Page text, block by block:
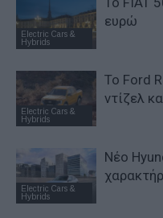
Electric Cars &
Hybrids
ευρώ
Electric Cars &
Hybrids
Το Ford
ντίζελ
Electric Cars &
Hybrids
Νέο